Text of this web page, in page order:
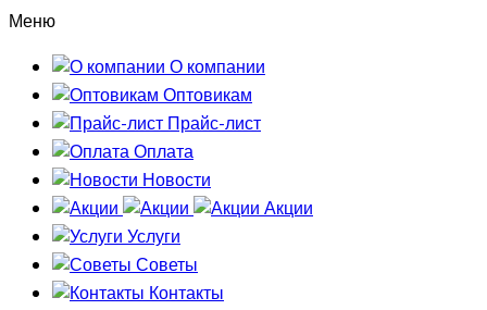
Меню
О компании
Оптовикам
Прайс-лист
Оплата
Новости
Акции
Услуги
Советы
Контакты